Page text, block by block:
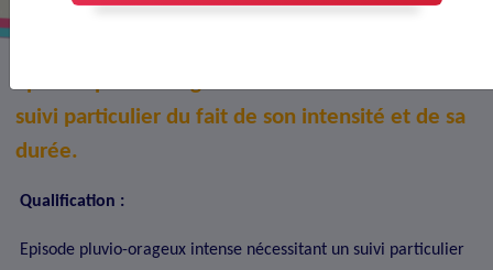
suivi particulier du fait de son intensité et de sa
durée.
Qualification :
Episode pluvio-orageux intense nécessitant un suivi particulier